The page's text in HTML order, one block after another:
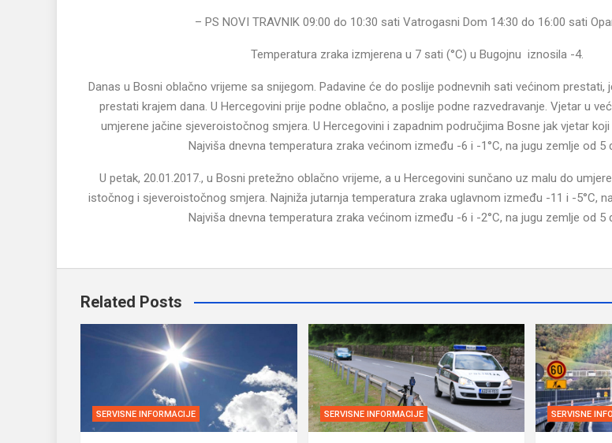
– PS NOVI TRAVNIK 09:00 do 10:30 sati Vatrogasni Dom 14:30 do 16:00 sati
Temperatura zraka izmjerena u 7 sati (°C) u Bugojnu iznosila -4.
Danas u Bosni oblačno vrijeme sa snijegom. Padavine će do poslije podnevnih sati većinom prestati,
prestati krajem dana. U Hercegovini prije podne oblačno, a poslije podne razvedravanje. Vjetar u
umjerene jačine sjeveroistočnog smjera. U Hercegovini i zapadnim područjima Bosne jak vjetar
Najviša dnevna temperatura zraka većinom između -6 i -1°C, na jugu zemlje od 5
U petak, 20.01.2017., u Bosni pretežno oblačno vrijeme, a u Hercegovini sunčano uz malu do
istočnog i sjeveroistočnog smjera. Najniža jutarnja temperatura zraka uglavnom između -11 i -5°C,
Najviša dnevna temperatura zraka većinom između -6 i -2°C, na jugu zemlje od 5
Related Posts
SERVISNE INFORMACIJE SERVISNE INFORMACIJE SERVISNE